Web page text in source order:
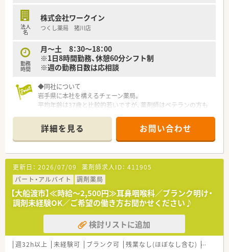
法人
名
株式会社ワークイン
つくし薬局 猪川店
勤務
時間
月～土 8：30～18：00
※1日8時間勤務、休憩60分シフト制
※週の勤務日数は応相談
◆同社について
岩手県に本社を構えるチェーン薬局。
平均年齢は37歳と比較的若いですが、薬剤師はベテランの方も
地域で腰を据えて働きたい方、全国転勤を避けたいがクリニック
門前、病院門前など幅広く経験されたい方にもおすすめです。
新規出店も継続しており、今後の成長性もある優良企業です。
店舗数が増えている今でも、社長が毎年手書きのバースデーカー
ドと一緒にプレゼントがあったり、社員を大事にしている姿勢は
成長を続けている今でも変わりません。
◆企業ポイント
人事考課制度もしっかりしています。
ご自身で決めた目標に対してのフィードバックを定期面談で実
施。管理薬剤師、エリアマネージャーだけでなく、部長もこまめ
に現場を回って現場の声をヒアリングされていますので、頑張っ
た分だけ評価されたい方にピッタリの職場です。
だからこそ納得感があり、定着率の良さにも繋がっています。
詳細を見る お問い合わせ
更新日： 2026/07/09 薬剤師求人ID： 411905
パート・アルバイト
調剤薬局
【大船渡市】≪時給～2,500円≫耳鼻咽喉科／ブランク明け・
調剤未経験OK／ご希望の働き方お聞かせください♪
検討リストに追加
週32h以上 未経験可 ブランク可 残業なし(ほぼなし含む) 転勤な